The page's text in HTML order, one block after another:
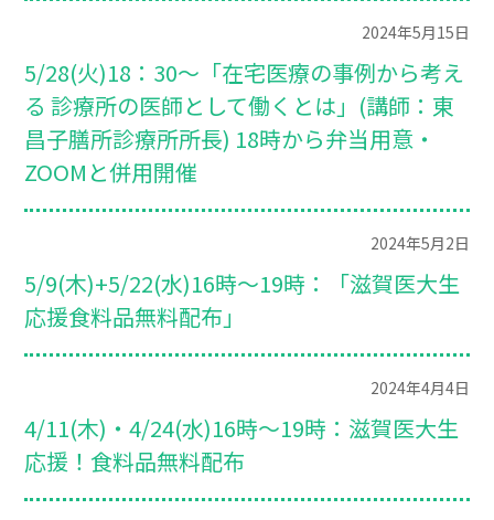
2024年5月15日
5/28(火)18：30～「在宅医療の事例から考え
る 診療所の医師として働くとは」(講師：東
昌子膳所診療所所長) 18時から弁当用意・
ZOOMと併用開催
2024年5月2日
5/9(木)+5/22(水)16時～19時：「滋賀医大生
応援食料品無料配布」
2024年4月4日
4/11(木)・4/24(水)16時～19時：滋賀医大生
応援！食料品無料配布